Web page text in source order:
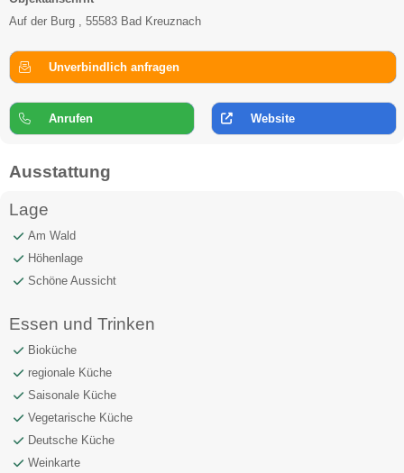
Auf der Burg , 55583 Bad Kreuznach
Unverbindlich anfragen
Anrufen Website
Ausstattung
Lage
Am Wald
Höhenlage
Schöne Aussicht
Essen und Trinken
Bioküche
regionale Küche
Saisonale Küche
Vegetarische Küche
Deutsche Küche
Weinkarte